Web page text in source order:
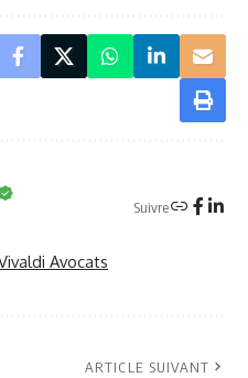
Suivre
Avocats
ARTICLE SUIVANT